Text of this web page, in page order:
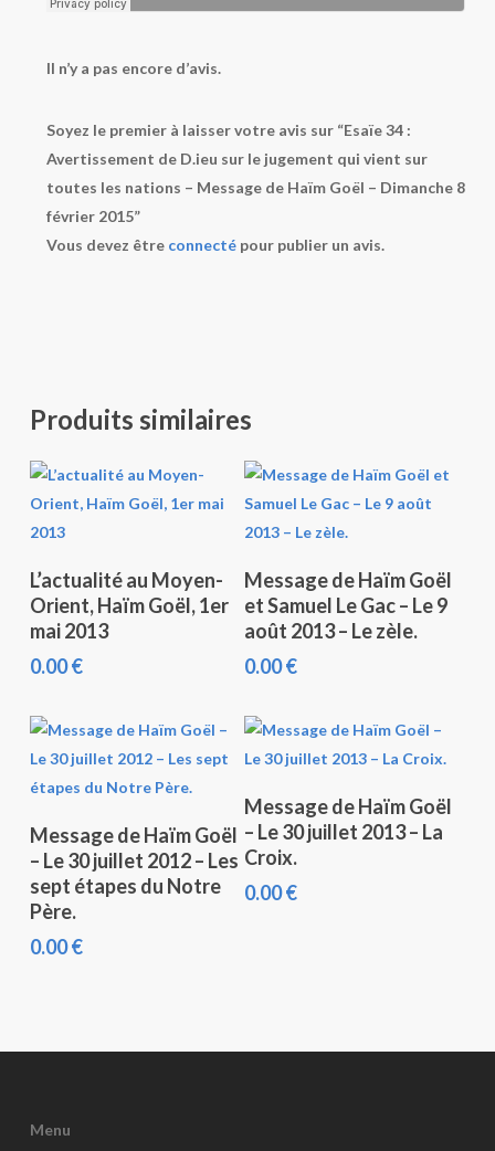
Il n’y a pas encore d’avis.
Soyez le premier à laisser votre avis sur “Esaïe 34 :
Avertissement de D.ieu sur le jugement qui vient sur
toutes les nations – Message de Haïm Goël – Dimanche 8
février 2015”
Vous devez être connectépour publier un avis.
Produits similaires
Ajouter Au Panier
L’actualité au Moyen-
Orient, Haïm Goël, 1er
mai 2013
0.00€
Ajouter Au Panier
Message de Haïm Goël
et Samuel Le Gac – Le 9
août 2013 – Le zèle.
0.00€
Ajouter Au Panier
Message de Haïm Goël
– Le 30 juillet 2012 – Les
sept étapes du Notre
Père.
0.00€
Ajouter Au Panier
Message de Haïm Goël
– Le 30 juillet 2013 – La
Croix.
0.00€
Menu